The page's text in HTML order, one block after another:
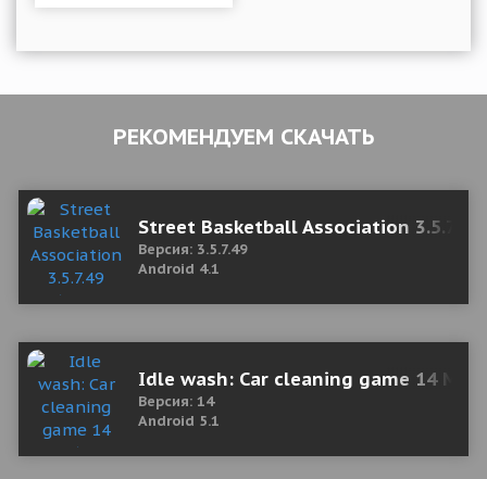
РЕКОМЕНДУЕМ СКАЧАТЬ
Street Basketball Association
Версия: 3.5.7.49
Android 4.1
Idle wash: Car cleaning game 14
Версия: 14
Android 5.1